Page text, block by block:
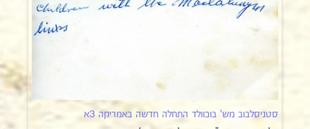
סטניסלבוב מש' בוכוולד התחלה חדשה באמריקה 3א